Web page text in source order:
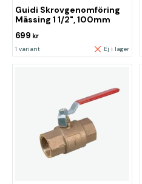
Guidi Skrovgenomföring
Mässing 1 1/2", 100mm
699 kr
1 variant Ej i lager